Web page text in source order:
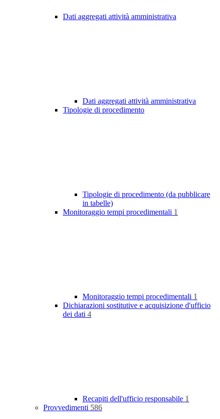
Dati aggregati attività amministrativa
Dati aggregati attività amministrativa
Tipologie di procedimento
Tipologie di procedimento (da pubblicare
in tabelle)
Monitoraggio tempi procedimentali 1
Monitoraggio tempi procedimentali 1
Dichiarazioni sostitutive e acquisizione d'ufficio
dei dati 4
Recapiti dell'ufficio responsabile 1
Provvedimenti 586